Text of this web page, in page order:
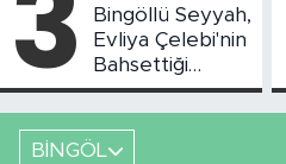
Bingöllü Seyyah,
Evliya Çelebi'nin
Bahsettiği
Bingöl'deki O
Yeri Görüntüledi
BİNGÖL